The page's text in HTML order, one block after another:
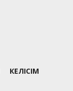
КЕЛІСІМ